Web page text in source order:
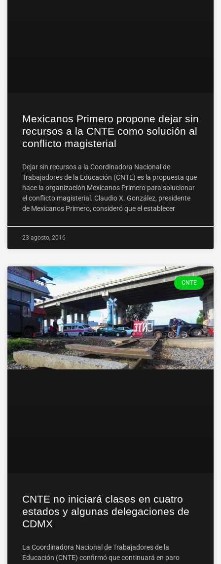
Mexicanos Primero propone dejar sin
recursos a la CNTE como solución al
conflicto magisterial
Dejar sin recursos a la Coordinadora Nacional de
Trabajadores de la Educación (CNTE) es la propuesta que
hace la organización Mexicanos Primero para solucionar
el conflicto magisterial. Claudio X. González, presidente
de Mexicanos Primero, consideró que el establecer
23 agosto, 2016
CNTE
CNTE no iniciará clases en cuatro
estados y algunas delegaciones de
CDMX
La Coordinadora Nacional de Trabajadores de la
Educación (CNTE) confirmó que continuará en paro